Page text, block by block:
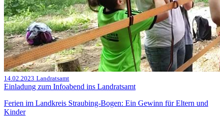
14.02.2023 Landratsamt
Einladung zum Infoabend ins Landratsamt
Ferien im Landkreis Straubing-Bogen: Ein Gewinn für Eltern und
Kinder